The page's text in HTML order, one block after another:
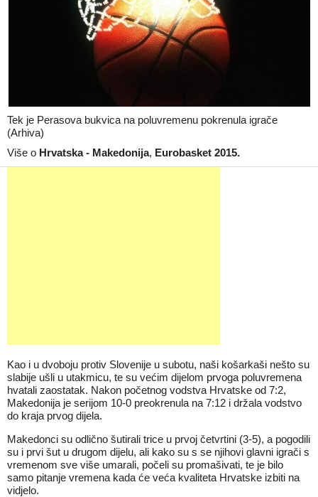
Tek je Perasova bukvica na poluvremenu pokrenula igrače
(Arhiva)
Više o Hrvatska - Makedonija, Eurobasket 2015.
Kao i u dvoboju protiv Slovenije u subotu, naši košarkaši nešto su
slabije ušli u utakmicu, te su većim dijelom prvoga poluvremena
hvatali zaostatak. Nakon početnog vodstva Hrvatske od 7:2,
Makedonija je serijom 10-0 preokrenula na 7:12 i držala vodstvo
do kraja prvog dijela.
Makedonci su odlično šutirali trice u prvoj četvrtini (3-5), a pogodili
su i prvi šut u drugom dijelu, ali kako su s se njihovi glavni igrači s
vremenom sve više umarali, počeli su promašivati, te je bilo
samo pitanje vremena kada će veća kvaliteta Hrvatske izbiti na
vidjelo.